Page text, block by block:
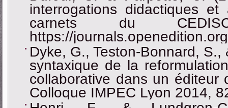
interrogations didactiques
carnets du
https://
Dyke, G., Teston-Bonnard,
syntaxique de la
collaborative dans un éditeur
Colloque IMPEC Lyon 2014,